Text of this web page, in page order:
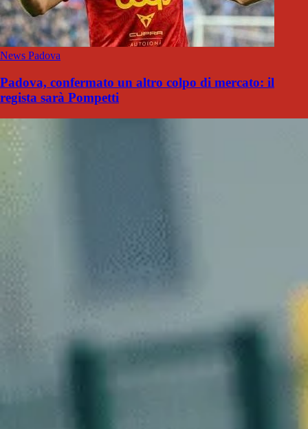
News Padova
Padova, confermato un altro colpo di mercato: il
regista sarà Pompetti